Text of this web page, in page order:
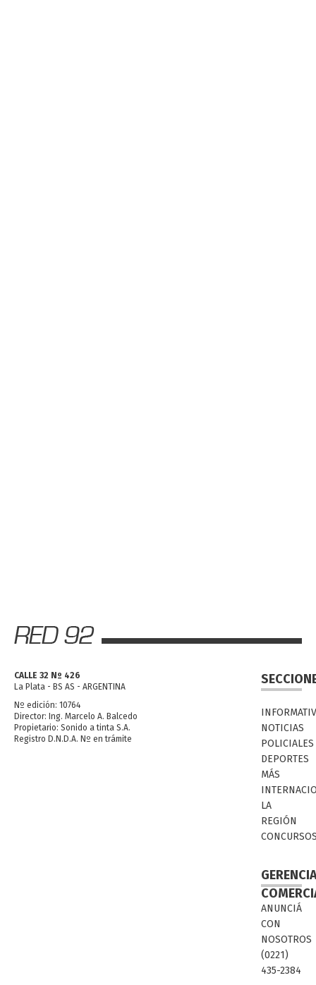
CALLE 32 Nº 426
La Plata - BS AS - ARGENTINA
Nº edición: 10764
Director: Ing. Marcelo A. Balcedo
Propietario: Sonido a tinta S.A.
Registro D.N.D.A. Nº en trámite
NOTICIAS
POLICIALES
DEPORTES
MÁS
LA
REGIÓN
ANUNCIÁ
CON
NOSOTROS
(0221)
435-2384